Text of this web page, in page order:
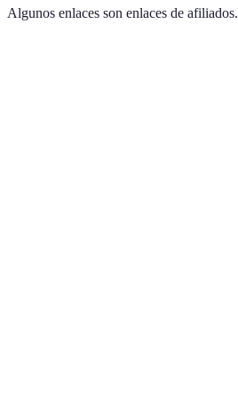
Algunos enlaces son enlaces de afiliados.